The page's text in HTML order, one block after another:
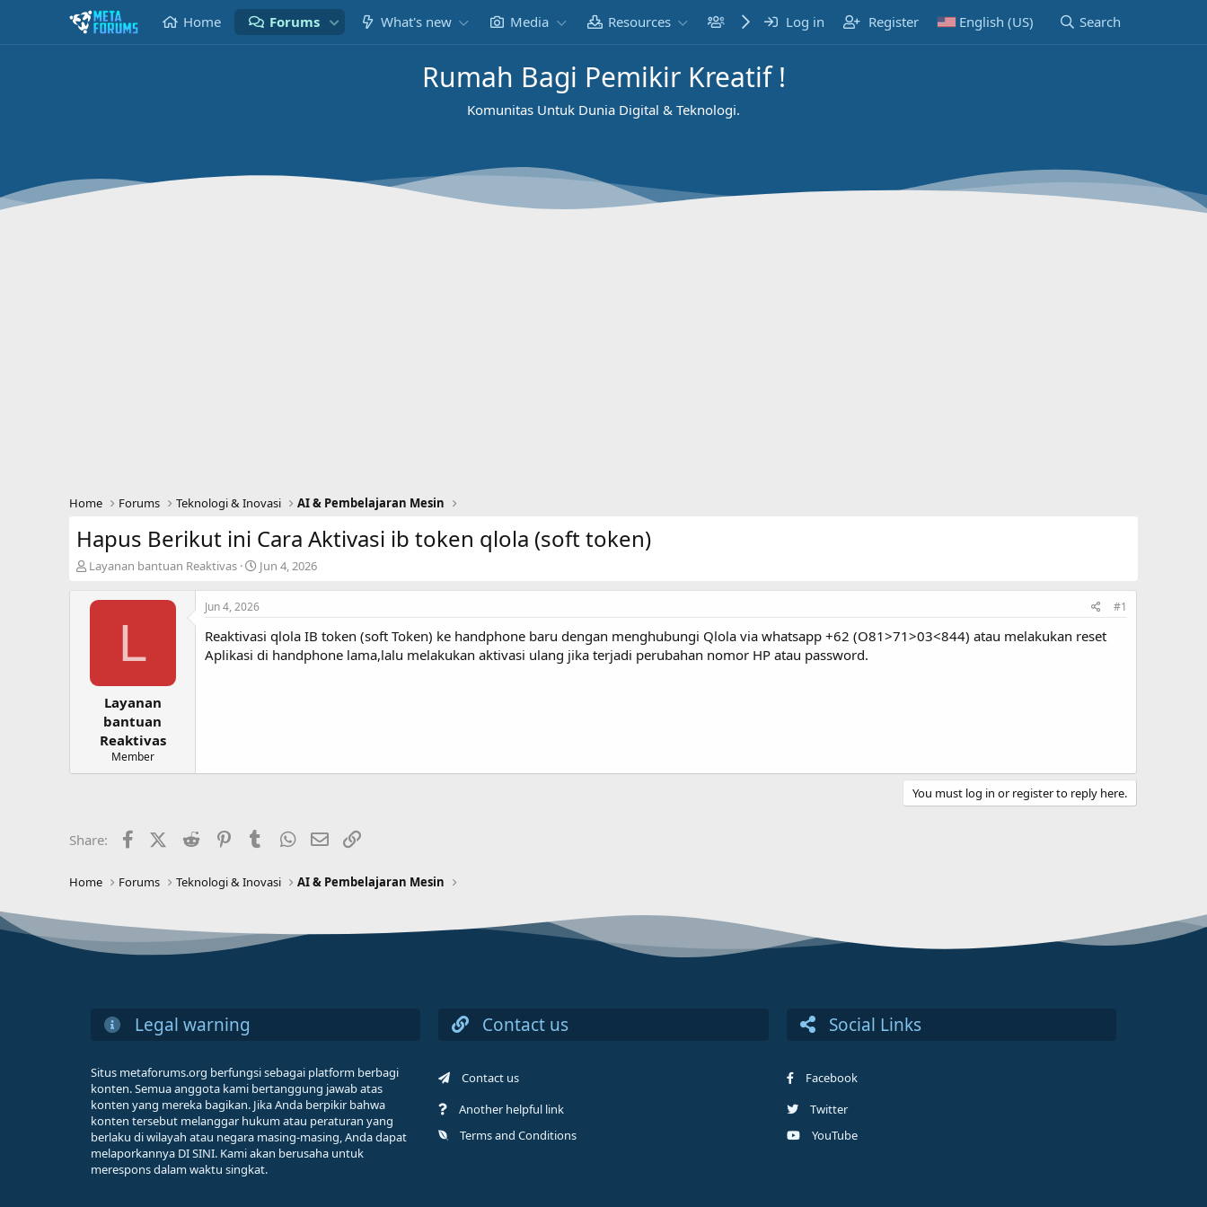
Home Forums What's new Media Resources MembersLog in Register English (US) Search
Rumah Bagi Pemikir Kreatif !
Komunitas Untuk Dunia Digital & Teknologi.
Home Forums Teknologi & Inovasi AI & Pembelajaran Mesin
Hapus Berikut ini Cara Aktivasi ib token qlola (soft token)
T
e
t
Layanan bantuan Reaktivas
S
r
d
a
Jun 4, 2026
L
Layanan
bantuan
Reaktivas
Member
Jun 4, 2026 #1
Reaktivasi qlola IB token (soft Token) ke handphone baru dengan menghubungi Qlola via whatsapp +62 (O81>71>03<844) atau melakukan reset
Aplikasi di handphone lama,lalu melakukan aktivasi ulang jika terjadi perubahan nomor HP atau password.
You must log in or register to reply here.
Share: FacebookX (Twitter)
Reddit PinterestTumblr WhatsApp
Email
Home Forums Teknologi & Inovasi AI & Pembelajaran Mesin
Legal warning
Situs metaforums.org berfungsi sebagai platform berbagi
konten. Semua anggota kami bertanggung jawab atas
konten yang mereka bagikan. Jika Anda berpikir bahwa
konten tersebut melanggar hukum atau peraturan yang
berlaku di wilayah atau negara masing-masing, Anda dapat
melaporkannya DI SINI. Kami akan berusaha untuk
merespons dalam waktu singkat.
Contact us
Contact us
Another helpful link
Terms and Conditions
Social Links
Facebook
Twitter
YouTube